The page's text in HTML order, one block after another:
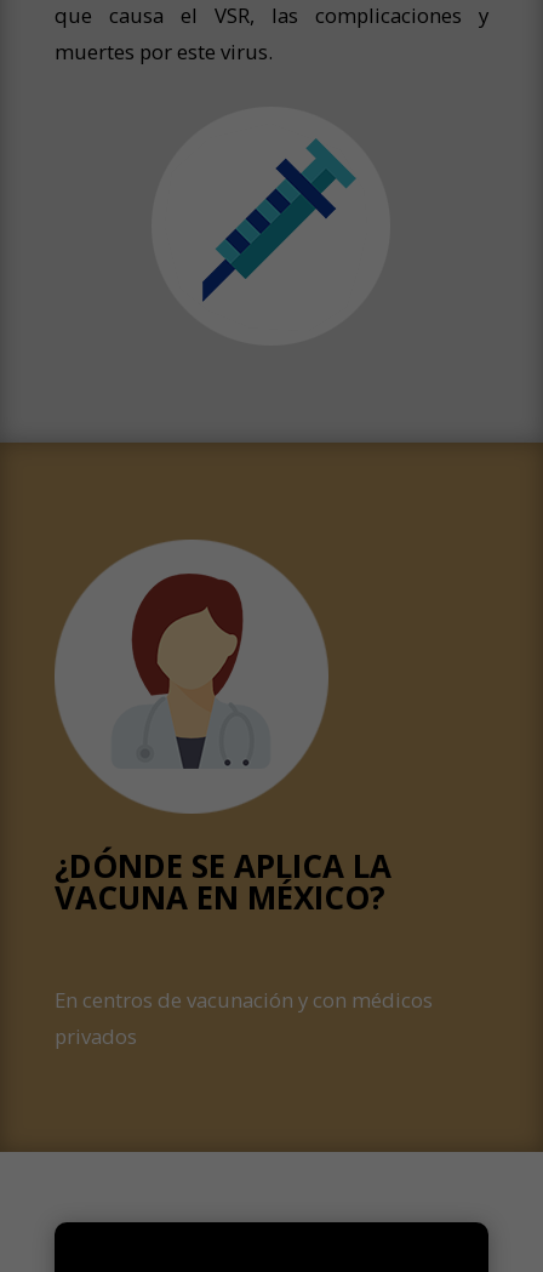
que causa el VSR, las complicaciones y
muertes por este virus.
¿DÓNDE SE APLICA LA
VACUNA EN MÉXICO?
En centros de vacunación y con médicos
privados